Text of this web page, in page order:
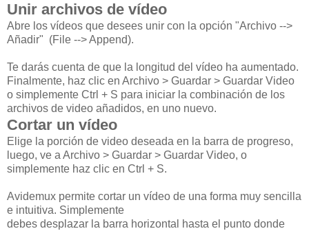
Unir archivos de vídeo
Abre los vídeos que desees unir con la opción "Archivo -->
Añadir" (File --> Append).
Te darás cuenta de que la longitud del vídeo ha aumentado.
Finalmente, haz clic en Archivo > Guardar > Guardar Video
o simplemente Ctrl + S para iniciar la combinación de los
archivos de video añadidos, en uno nuevo.
Cortar un vídeo
Elige la porción de video deseada en la barra de progreso,
luego, ve a Archivo > Guardar > Guardar Video, o
simplemente haz clic en Ctrl + S.
Avidemux permite cortar un vídeo de una forma muy sencilla
e intuitiva. Simplemente
debes desplazar la barra horizontal hasta el punto donde